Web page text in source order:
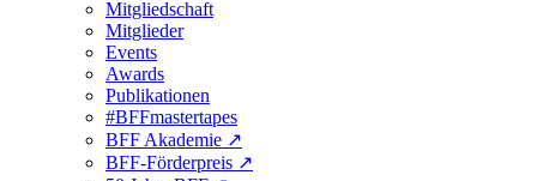
Mitgliedschaft
Mitglieder
Events
Awards
Publikationen
#BFFmastertapes
BFF Akademie ↗︎
BFF-Förderpreis ↗︎